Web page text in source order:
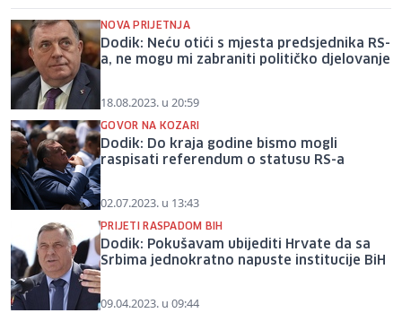
NOVA PRIJETNJA
Dodik: Neću otići s mjesta predsjednika RS-
a, ne mogu mi zabraniti političko djelovanje
18.08.2023. u 20:59
GOVOR NA KOZARI
Dodik: Do kraja godine bismo mogli
raspisati referendum o statusu RS-a
02.07.2023. u 13:43
PRIJETI RASPADOM BIH
Dodik: Pokušavam ubijediti Hrvate da sa
Srbima jednokratno napuste institucije BiH
09.04.2023. u 09:44